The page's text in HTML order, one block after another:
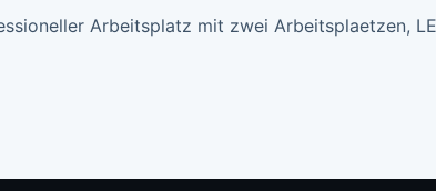
Arbeitsplatz mit zwei Arbeitsplaetzen,